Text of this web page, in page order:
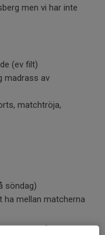
men vi har inte
(ev filt)
madrass av
matchtröja,
söndag)
mellan matcherna
för att få plats i